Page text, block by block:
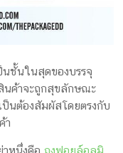
นชั้นในสุดของบรรจุ
นค้าจะถูกสุขลักษณะ
ป็นต้องสัมผัสโดยตรงกับ
า